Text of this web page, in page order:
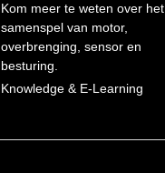
Kom meer te weten over het
samenspel van motor,
overbrenging, sensor en
besturing.
Knowledge & E-Learning